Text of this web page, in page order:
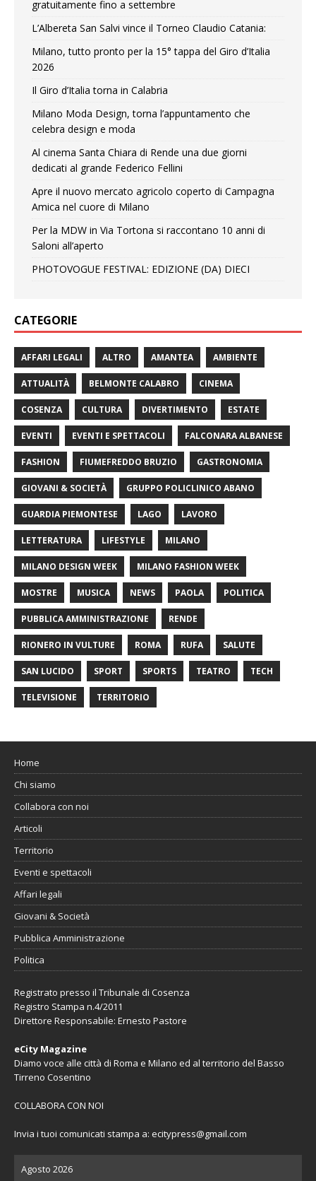
gratuitamente fino a settembre
L’Albereta San Salvi vince il Torneo Claudio Catania:
Milano, tutto pronto per la 15° tappa del Giro d’Italia
2026
Il Giro d’Italia torna in Calabria
Milano Moda Design, torna l’appuntamento che
celebra design e moda
Al cinema Santa Chiara di Rende una due giorni
dedicati al grande Federico Fellini
Apre il nuovo mercato agricolo coperto di Campagna
Amica nel cuore di Milano
Per la MDW in Via Tortona si raccontano 10 anni di
Saloni all’aperto
PHOTOVOGUE FESTIVAL: EDIZIONE (DA) DIECI
CATEGORIE
AFFARI LEGALI ALTRO AMANTEA AMBIENTE
ATTUALITÀ BELMONTE CALABRO CINEMA
COSENZA CULTURA DIVERTIMENTO ESTATE
EVENTI EVENTI E SPETTACOLI FALCONARA ALBANESE
FASHION FIUMEFREDDO BRUZIO GASTRONOMIA
GIOVANI & SOCIETÀ GRUPPO POLICLINICO ABANO
GUARDIA PIEMONTESE LAGO LAVORO
LETTERATURA LIFESTYLE MILANO
MILANO DESIGN WEEK MILANO FASHION WEEK
MOSTRE MUSICA NEWS PAOLA POLITICA
PUBBLICA AMMINISTRAZIONE RENDE
RIONERO IN VULTURE ROMA RUFA SALUTE
SAN LUCIDO SPORT SPORTS TEATRO TECH
TELEVISIONE TERRITORIO
Home
Chi siamo
Collabora con noi
Articoli
Territorio
Eventi e spettacoli
Affari legali
Giovani & Società
Pubblica Amministrazione
Politica
Registrato presso il Tribunale di Cosenza
Registro Stampa n.4/2011
Direttore Responsabile: Ernesto Pastore
eCity Magazine
Diamo voce alle città di Roma e Milano ed al territorio del Basso
Tirreno Cosentino
COLLABORA CON NOI
Invia i tuoi comunicati stampa a: ecitypress@gmail.com
Agosto 2026